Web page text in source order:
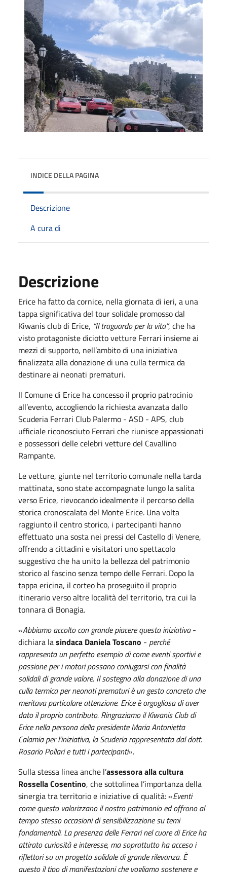
INDICE DELLA PAGINA
Descrizione
A cura di
Descrizione
Erice ha fatto da cornice, nella giornata di ieri, a una
tappa significativa del tour solidale promosso dal
Kiwanis club di Erice, “Il traguardo per la vita”, che ha
visto protagoniste diciotto vetture Ferrari insieme ai
mezzi di supporto, nell’ambito di una iniziativa
finalizzata alla donazione di una culla termica da
destinare ai neonati prematuri.
Il Comune di Erice ha concesso il proprio patrocinio
all’evento, accogliendo la richiesta avanzata dallo
Scuderia Ferrari Club Palermo - ASD - APS, club
ufficiale riconosciuto Ferrari che riunisce appassionati
e possessori delle celebri vetture del Cavallino
Rampante.
Le vetture, giunte nel territorio comunale nella tarda
mattinata, sono state accompagnate lungo la salita
verso Erice, rievocando idealmente il percorso della
storica cronoscalata del Monte Erice. Una volta
raggiunto il centro storico, i partecipanti hanno
effettuato una sosta nei pressi del Castello di Venere,
offrendo a cittadini e visitatori uno spettacolo
suggestivo che ha unito la bellezza del patrimonio
storico al fascino senza tempo delle Ferrari. Dopo la
tappa ericina, il corteo ha proseguito il proprio
itinerario verso altre località del territorio, tra cui la
tonnara di Bonagia.
«Abbiamo accolto con grande piacere questa iniziativa-
dichiara lasindaca Daniela Toscano - perché
rappresenta un perfetto esempio di come eventi sportivi e
passione per i motori possano coniugarsi con finalità
solidali di grande valore. Il sostegno alla donazione di una
culla termica per neonati prematuri è un gesto concreto che
meritava particolare attenzione. Erice è orgogliosa di aver
dato il proprio contributo. Ringraziamo il Kiwanis Club di
Erice nella persona della presidente Maria Antonietta
Calamia per l’iniziativa, la Scuderia rappresentata dal dott.
Rosario Pollari e tutti i partecipanti».
Sulla stessa linea anche l’assessora alla cultura
Rossella Cosentino, che sottolinea l’importanza della
sinergia tra territorio e iniziative di qualità: «Eventi
come questo valorizzano il nostro patrimonio ed offrono al
tempo stesso occasioni di sensibilizzazione su temi
fondamentali. La presenza delle Ferrari nel cuore di Erice ha
attirato curiosità e interesse, ma soprattutto ha acceso i
riflettori su un progetto solidale di grande rilevanza. È
questo il tipo di manifestazioni che vogliamo sostenere e